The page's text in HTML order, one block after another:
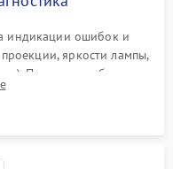
Подробнее →
индикации ошибок и
яркости лампы,
Проверка работы
шума вентиляторов.